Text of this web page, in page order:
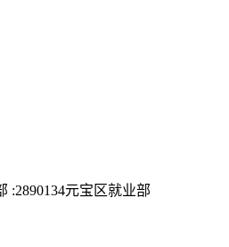
:2890134元宝区就业部